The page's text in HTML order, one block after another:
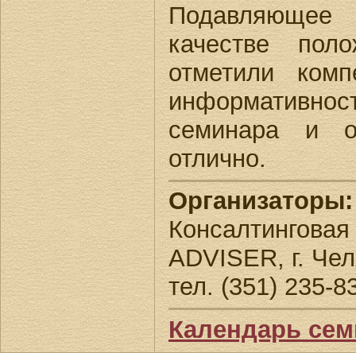
качестве
отметили
семинара и
отлично.
Организаторы:
ADVISER, г.
тел. (351) 235-
Календарь